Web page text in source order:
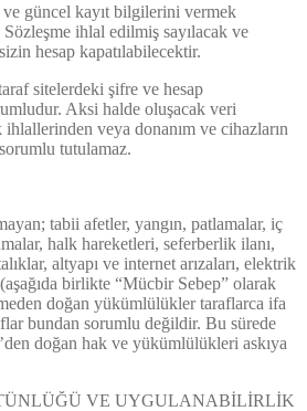
güncel kayıt bilgilerini vermek
ihlal edilmiş sayılacak ve
hesap kapatılabilecektir.
sitelerdeki şifre ve hesap
Aksi halde oluşacak veri
veya donanım ve cihazların
tutulamaz.
tabii afetler, yangın, patlamalar, iç
halk hareketleri, seferberlik ilanı,
altyapı ve internet arızaları, elektrik
birlikte “Mücbir Sebep” olarak
doğan yükümlülükler taraflarca ifa
bundan sorumlu değildir. Bu sürede
doğan hak ve yükümlülükleri askıya
VE UYGULANABİLİRLİK